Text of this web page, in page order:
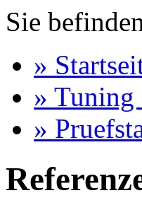
Sie
»
» Tuning
»